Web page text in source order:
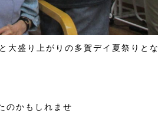
大盛り上がりの多賀デイ夏祭りとな
のかもしれませ